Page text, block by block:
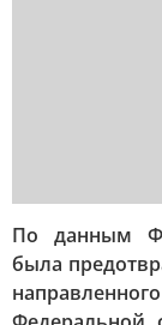
По данным
была